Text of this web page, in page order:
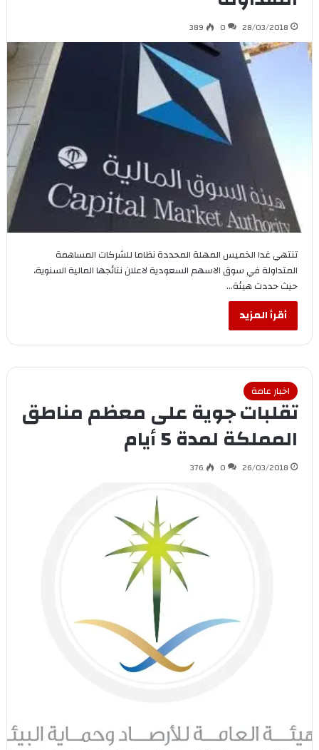
28/03/2018
0
389
تنتهي غدا الخميس المهلة المحددة نظاما للشركات المساهمة
المتداولة في سوق الاسهم السعودية لاعلان نتائجها المالية السنوية،
حيث حددت هيئة…
أقرأ المزيد
اخبار عامة
تقلبات جوية على معظم مناطق
المملكة لمدة 5 أيام
26/03/2018
0
376